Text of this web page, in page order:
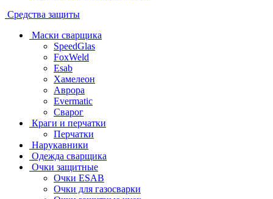
Средства защиты
Маски сварщика
SpeedGlas
FoxWeld
Esab
Хамелеон
Аврора
Evermatic
Сварог
Краги и перчатки
Перчатки
Нарукавники
Одежда сварщика
Очки защитные
Очки ESAB
Очки для газосварки